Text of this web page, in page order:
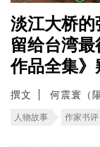
淡江大桥
留给台湾
作品全集
撰文 何震寰（
人物故事 作家书评